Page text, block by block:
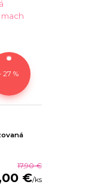
27 %
17,90 €
€/ks